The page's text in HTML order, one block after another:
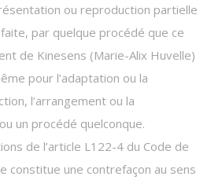
ou reproduction partielle
par quelque procédé que ce
de Kinesens (Marie-Alix Huvelle)
pour l’adaptation ou la
l’arrangement ou la
un procédé quelconque.
de l’article L122-4 du Code de
constitue une contrefaçon au sens